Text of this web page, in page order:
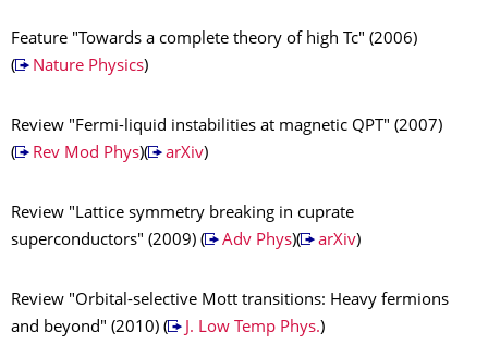
Feature "Towards a complete theory of high Tc" (2006)
(
Nature Physics)
Review "Fermi-liquid instabilities at magnetic QPT" (2007)
(
Rev Mod Phys)( arXiv)
Review "Lattice symmetry breaking in cuprate
superconductors" (2009) (
Adv Phys)( arXiv)
Review "Orbital-selective Mott transitions: Heavy fermions
and beyond" (2010) (
J. Low Temp Phys.)